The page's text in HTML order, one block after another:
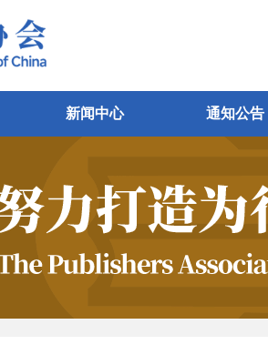
新闻中心 通知公告